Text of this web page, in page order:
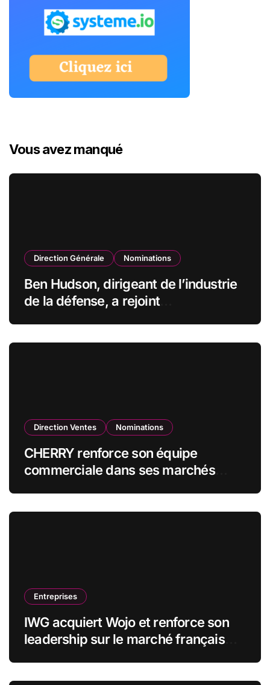
Vous avez manqué
Direction Générale Nominations
Ben Hudson, dirigeant de l’industrie
de la défense, a rejoint
Direction Ventes Nominations
CHERRY renforce son équipe
commerciale dans ses marchés
Entreprises
IWG acquiert Wojo et renforce son
leadership sur le marché français